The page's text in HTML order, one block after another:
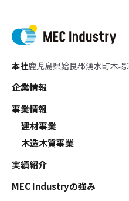
本社鹿児島県姶良郡湧水町木場
企業情報
事業情報
建材事業
木造木質事業
実績紹介
MEC Industryの強み